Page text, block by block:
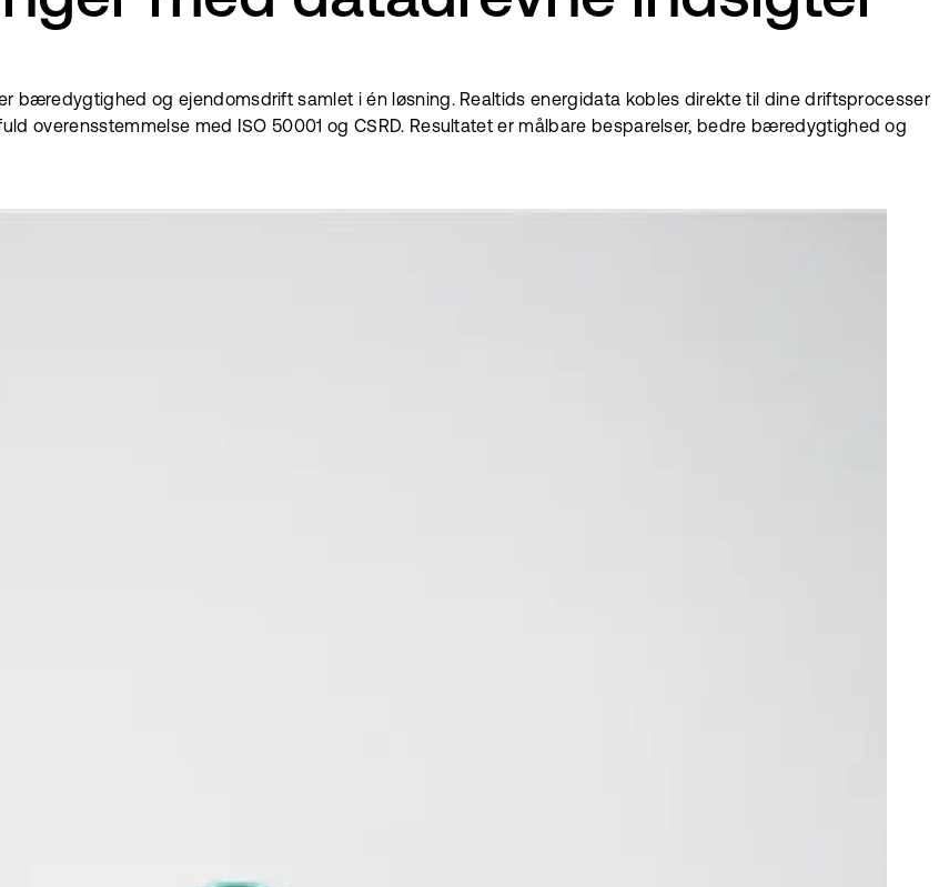
bæredygtighed og ejendomsdrift samlet i én løsning. Realtids energidata kobles direkte til dine driftsprocesser
overensstemmelse med ISO 50001 og CSRD. Resultatet er målbare besparelser, bedre bæredygtighed og